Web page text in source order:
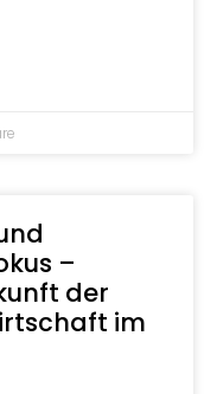
–
der
im